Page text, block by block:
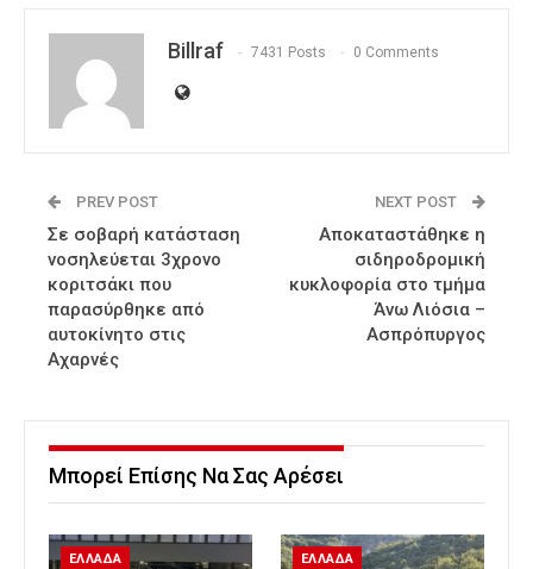
Billraf 7431 Posts 0 Comments
PREV POST
Σε σοβαρή κατάσταση
νοσηλεύεται 3χρονο
κοριτσάκι που
παρασύρθηκε από
αυτοκίνητο στις
Αχαρνές
NEXT POST
Αποκαταστάθηκε η
σιδηροδρομική
κυκλοφορία στο τμήμα
Άνω Λιόσια –
Ασπρόπυργος
Μπορεί Επίσης Να Σας Αρέσει
ΕΛΛΑΔΑ ΕΛΛΑΔΑ